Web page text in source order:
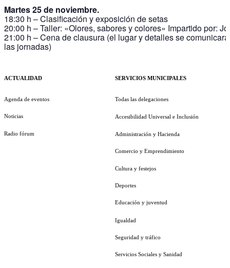
Martes 25 de noviembre.
18:30 h – Clasificación y exposición de setas
20:00 h – Taller: «Olores, sabores y colores» Impartido por:
21:00 h – Cena de clausura (el lugar y detalles se
las jornadas)
ACTUALIDAD
Agenda de eventos
Noticias
Radio fórum
SERVICIOS MUNICIPALES
Todas las delegaciones
Accesibilidad Universal e Inclusión
Administración y Hacienda
Comercio y Emprendimiento
Cultura y festejos
Deportes
Educación y juventud
Igualdad
Seguridad y tráfico
Servicios Sociales y Sanidad